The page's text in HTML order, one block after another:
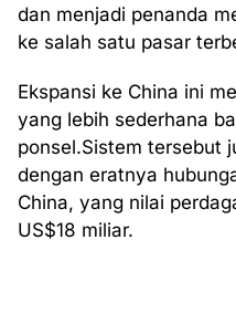
dan menjadi penanda
ke salah satu pasar
Ekspansi ke China ini
yang lebih sederhana
ponsel.Sistem tersebut
dengan eratnya
China, yang nilai
US$18 miliar.